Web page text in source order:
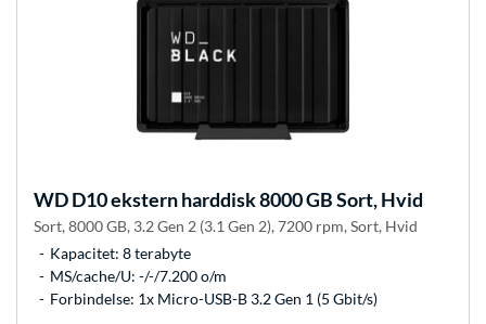
WDD10 ekstern harddisk 8000 GB Sort, Hvid
Sort, 8000 GB, 3.2 Gen 2 (3.1 Gen 2), 7200 rpm, Sort, Hvid
Kapacitet: 8 terabyte
MS/cache/U: -/-/7.200 o/m
Forbindelse: 1x Micro-USB-B 3.2 Gen 1 (5 Gbit/s)